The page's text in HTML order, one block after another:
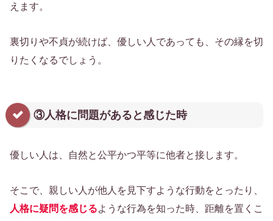
えます。
裏切りや不貞が続けば、優しい人であっても、その縁を切
りたくなるでしょう。
③人格に問題があると感じた時
優しい人は、自然と公平かつ平等に他者と接します。
そこで、親しい人が他人を見下すような行動をとったり、
人格に疑問を感じるような行為を知った時、距離を置くこ